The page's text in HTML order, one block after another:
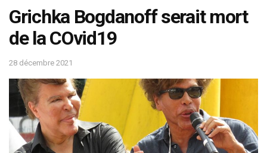
Grichka Bogdanoff serait mort
de la COvid19
28 décembre 2021